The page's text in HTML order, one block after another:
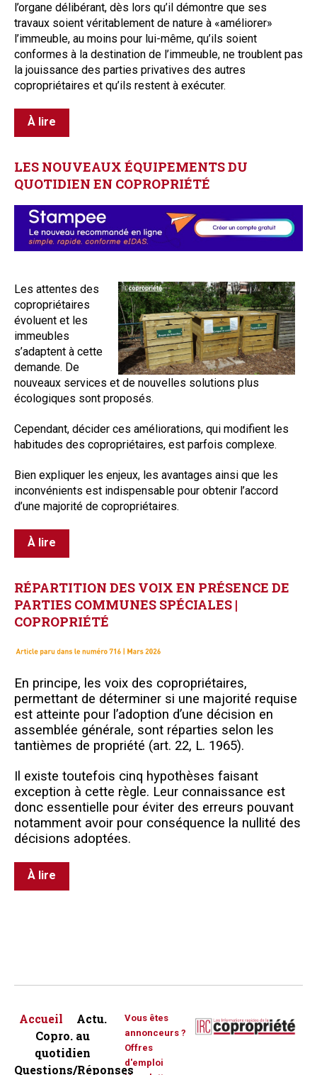
l’organe délibérant, dès lors qu’il démontre que ses
travaux soient véritablement de nature à «améliorer»
l’immeuble, au moins pour lui-même, qu’ils soient
conformes à la destination de l’immeuble, ne troublent pas
la jouissance des parties privatives des autres
copropriétaires et qu’ils restent à exécuter.
À lire
LES NOUVEAUX ÉQUIPEMENTSDU
QUOTIDIEN EN COPROPRIÉTÉ
Les attentes des
copropriétaires
évoluent et les
immeubles
s’adaptent à cette
demande. De
nouveaux services et de nouvelles solutions plus
écologiques sont proposés.
Cependant, décider ces améliorations, qui modifient les
habitudes des copropriétaires, est parfois complexe.
Bien expliquer les enjeux, les avantages ainsi que les
inconvénients est indispensable pour obtenir l’accord
d’une majorité de copropriétaires.
À lire
RÉPARTITION DES VOIX EN PRÉSENCE DE
PARTIES COMMUNES SPÉCIALES |
COPROPRIÉTÉ
En principe, les voix des copropriétaires,
permettant de déterminer si une majorité requise
est atteinte pour l’adoption d’une décision en
assemblée générale, sont réparties selon les
tantièmes de propriété (art. 22, L. 1965).
Il existe toutefois cinq hypothèses faisant
exception à cette règle. Leur connaissance est
donc essentielle pour éviter des erreurs pouvant
notamment avoir pour conséquence la nullité des
décisions adoptées.
À lire
Accueil
Actu.
Copro. au
quotidien
Questions/Réponses
Vous êtes
annonceurs ?
Offres
d'emploi